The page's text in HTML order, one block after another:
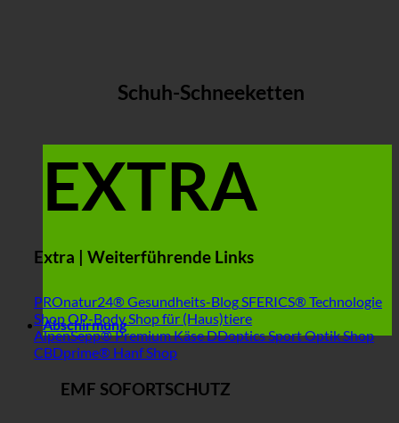
Schuh-Schneeketten
EXTRA
Extra | Weiterführende Links
PROnatur24® Gesundheits-Blog SFERICS® Technologie
ShopOP-Body Shop für (Haus)tiere
AlpenSepp® Premium KäseDDoptics Sport Optik Shop
CBDprime® Hanf Shop
Abschirmung
EMF SOFORTSCHUTZ